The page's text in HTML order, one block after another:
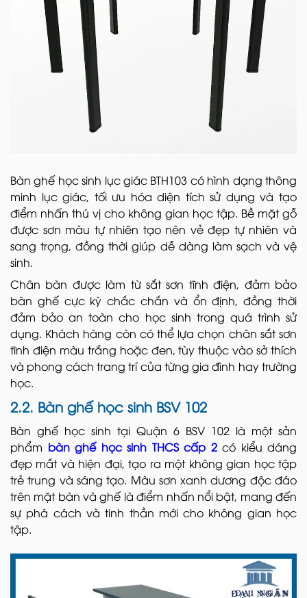
Bàn ghế học sinh lục giác BTH103 có hình dạng thông
minh lục giác, tối ưu hóa diện tích sử dụng và tạo
điểm nhấn thú vị cho không gian học tập. Bề mặt gỗ
được sơn màu tự nhiên tạo nên vẻ đẹp tự nhiên và
sang trọng, đồng thời giúp dễ dàng làm sạch và vệ
sinh.
Chân bàn được làm từ sắt sơn tĩnh điện, đảm bảo
bàn ghế cực kỳ chắc chắn và ổn định, đồng thời
đảm bảo an toàn cho học sinh trong quá trình sử
dụng. Khách hàng còn có thể lựa chọn chân sắt sơn
tĩnh điện màu trắng hoặc đen, tùy thuộc vào sở thích
và phong cách trang trí của từng gia đình hay trường
học.
2.2. Bàn ghế học sinh BSV 102
Bàn ghế học sinh tại Quận 6 BSV 102 là một sản
phẩm bàn ghế học sinh THCS cấp 2có kiểu dáng
đẹp mắt và hiện đại, tạo ra một không gian học tập
trẻ trung và sáng tạo. Màu sơn xanh dương độc đáo
trên mặt bàn và ghế là điểm nhấn nổi bật, mang đến
sự phá cách và tinh thần mới cho không gian học
tập.